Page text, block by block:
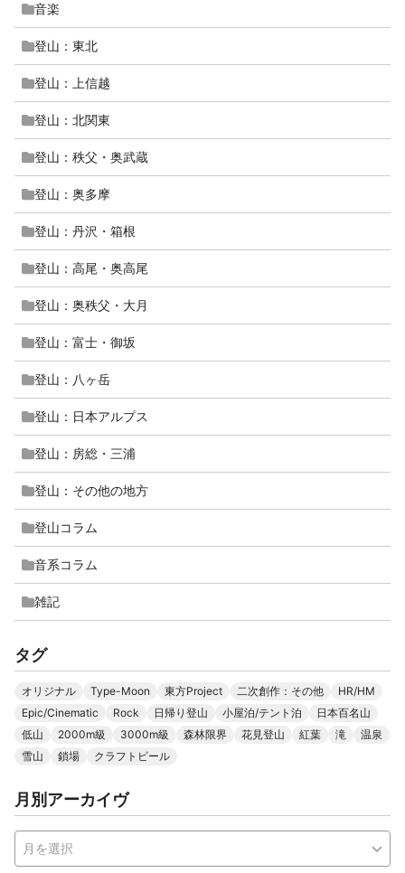
音楽
登山：東北
登山：上信越
登山：北関東
登山：秩父・奥武蔵
登山：奥多摩
登山：丹沢・箱根
登山：高尾・奥高尾
登山：奥秩父・大月
登山：富士・御坂
登山：八ヶ岳
登山：日本アルプス
登山：房総・三浦
登山：その他の地方
登山コラム
音系コラム
雑記
タグ
オリジナル Type-Moon 東方Project 二次創作：その他
HR/HM
Epic/Cinematic
Rock 日帰り登山 小屋泊/テント泊
日本百名山
低山
2000m級 3000m級 森林限界 花見登山 紅葉 滝
温泉
雪山
鎖場 クラフトビール
月別アーカイヴ